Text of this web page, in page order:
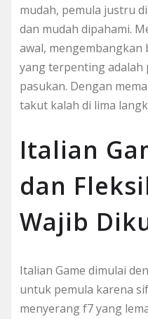
mudah, pemula justru
dan mudah dipahami.
awal, mengembangkan
yang terpenting adalah
pasukan. Dengan
takut kalah di lima
Italian
dan
Wajib
Italian Game dimulai
untuk pemula karena
menyerang f7 yang